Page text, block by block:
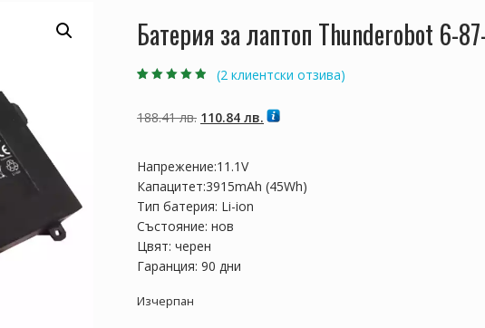
Батерия за лаптоп Thunderobot 6-
базирано на
потребителски
(2 клиентски отзива)
188.41лв. Original
188.41 лв..
110.84 лв. Текущата
Напрежение:11.1V
Капацитет:3915mAh (45Wh)
Тип батерия: Li-ion
Състояние: нов
Цвят: черен
Гаранция: 90 дни
Изчерпан